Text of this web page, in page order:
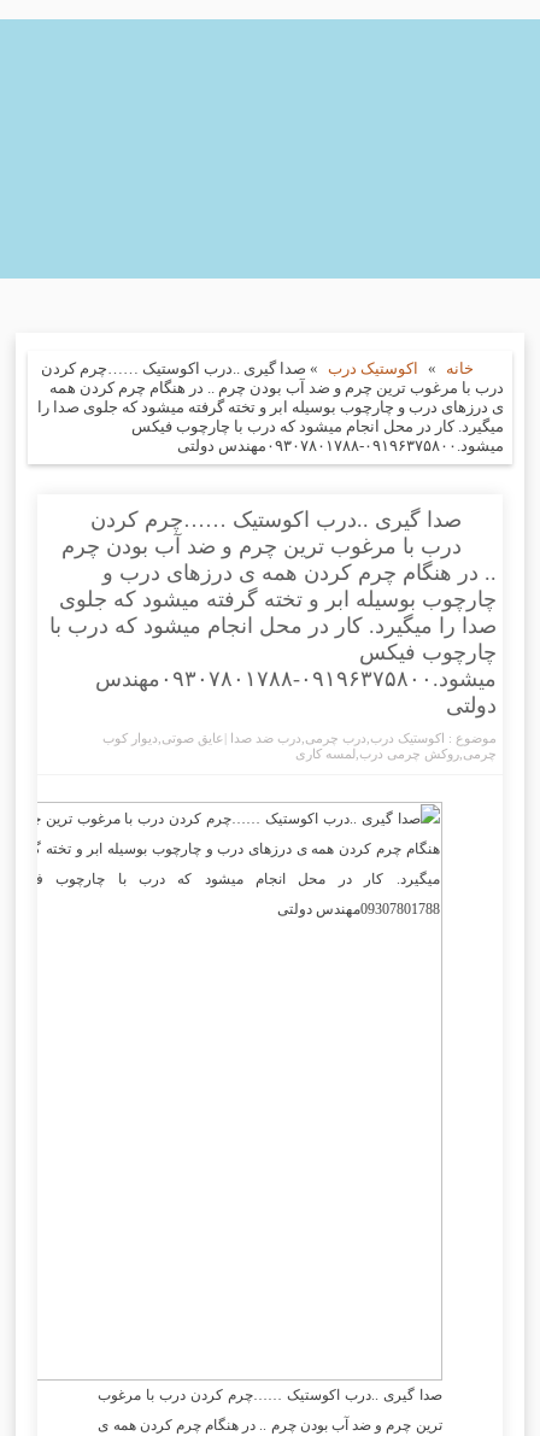
خانه » اکوستیک درب » صدا گیری ..درب اکوستیک ……چرم کردن
درب با مرغوب ترین چرم و ضد آب بودن چرم .. در هنگام چرم کردن همه
ی درزهای درب و چارچوب بوسیله ابر و تخته گرفته میشود که جلوی صدا را
میگیرد. کار در محل انجام میشود که درب با چارچوب فیکس
میشود.۰۹۱۹۶۳۷۵۸۰۰-۰۹۳۰۷۸۰۱۷۸۸مهندس دولتی
صدا گیری ..درب اکوستیک ……چرم کردن
درب با مرغوب ترین چرم و ضد آب بودن چرم
.. در هنگام چرم کردن همه ی درزهای درب و
چارچوب بوسیله ابر و تخته گرفته میشود که جلوی
صدا را میگیرد. کار در محل انجام میشود که درب با
چارچوب فیکس
میشود.۰۹۱۹۶۳۷۵۸۰۰-۰۹۳۰۷۸۰۱۷۸۸مهندس
دولتی
موضوع : اکوستیک درب درب چرمی درب ضد صدا |عایق صوتی دیوار کوب
چرمی ,روکش چرمی درب لمسه کاری
صدا گیری ..درب اکوستیک ……چرم کردن درب با مرغوب
ترین چرم و ضد آب بودن چرم .. در هنگام چرم کردن همه ی